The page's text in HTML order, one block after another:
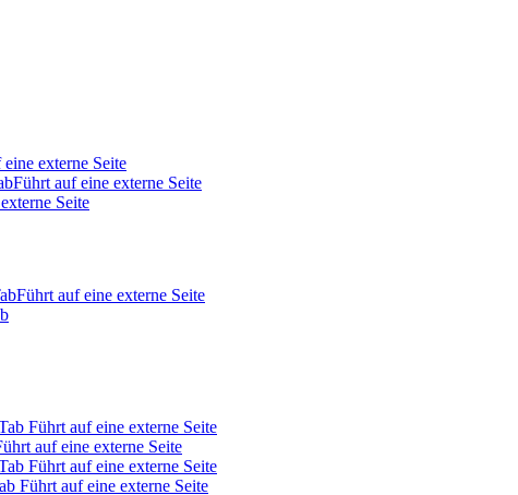
externe Seite
Führt auf eine externe Seite
Seite
Führt auf eine externe Seite
Führt auf eine externe Seite
auf eine externe Seite
Führt auf eine externe Seite
Führt auf eine externe Seite